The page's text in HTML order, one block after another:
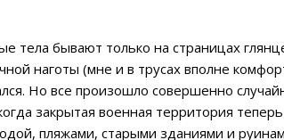
тела бывают только на страницах
наготы (мне и в трусах вполне
Но все произошло совершенно
закрытая военная территория
пляжами, старыми зданиями и